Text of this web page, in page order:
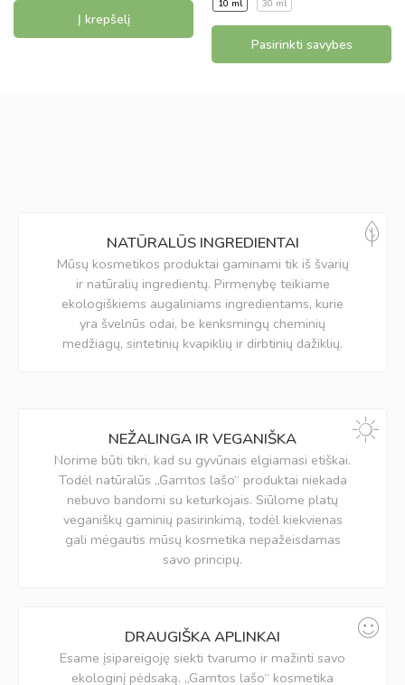
Į krepšelį
10 ml 30 ml
Pasirinkti savybes
NATŪRALŪS INGREDIENTAI
Mūsų kosmetikos produktai gaminami tik iš švarių
ir natūralių ingredientų. Pirmenybę teikiame
ekologiškiems augaliniams ingredientams, kurie
yra švelnūs odai, be kenksmingų cheminių
medžiagų, sintetinių kvapiklių ir dirbtinių dažiklių.
NEŽALINGA IR VEGANIŠKA
Norime būti tikri, kad su gyvūnais elgiamasi etiškai.
Todėl natūralūs „Gamtos lašo“ produktai niekada
nebuvo bandomi su keturkojais. Siūlome platų
veganiškų gaminių pasirinkimą, todėl kiekvienas
gali mėgautis mūsų kosmetika nepažeisdamas
savo principų.
DRAUGIŠKA APLINKAI
Esame įsipareigoję siekti tvarumo ir mažinti savo
ekologinį pėdsaką. „Gamtos lašo“ kosmetika